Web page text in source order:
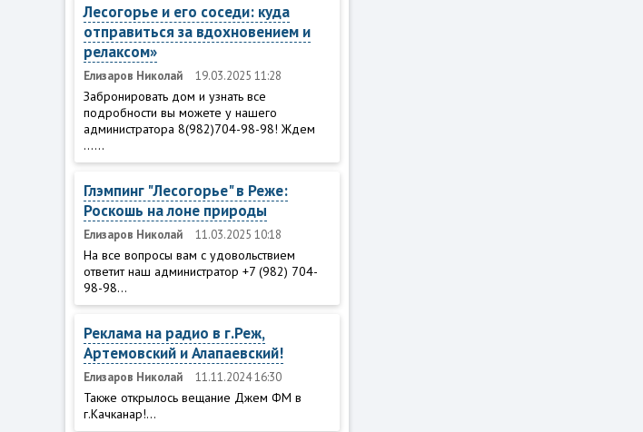
Лесогорье и его соседи: куда
отправиться за вдохновением и
релаксом»
Елизаров Николай 19.03.2025 11:28
Забронировать дом и узнать все
подробности вы можете у нашего
администратора 8(982)704-98-98! Ждем
......
Глэмпинг "Лесогорье" в Реже:
Роскошь на лоне природы
Елизаров Николай 11.03.2025 10:18
На все вопросы вам с удовольствием
ответит наш администратор +7 (982) 704-
98-98...
Реклама на радио в г.Реж,
Артемовский и Алапаевский!
Елизаров Николай 11.11.2024 16:30
Также открылось вещание Джем ФМ в
г.Качканар!...